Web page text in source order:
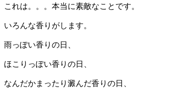
これは。。。本当に素敵なことです。
いろんな香りがします。
雨っぽい香りの日、
ほこりっぽい香りの日、
なんだかまったり澱んだ香りの日、